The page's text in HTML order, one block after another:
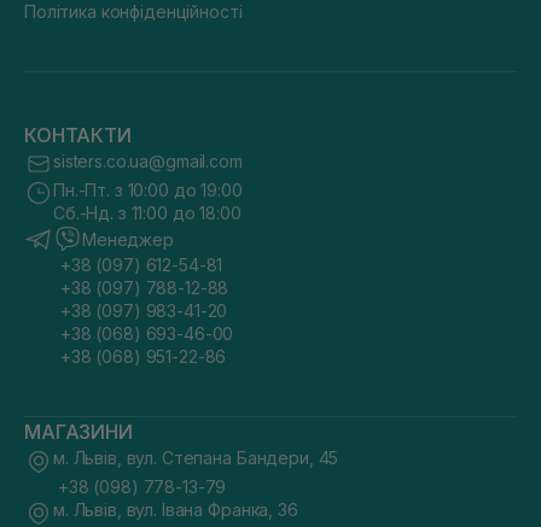
Політика конфіденційності
КОНТАКТИ
sisters.co.ua@gmail.com
Пн.-Пт. з 10:00 до 19:00
Сб.-Нд. з 11:00 до 18:00
Менеджер
+38 (097) 612-54-81
+38 (097) 788-12-88
+38 (097) 983-41-20
+38 (068) 693-46-00
+38 (068) 951-22-86
МАГАЗИНИ
м. Львів, вул. Степана Бандери, 45
+38 (098) 778-13-79
м. Львів, вул. Івана Франка, 36